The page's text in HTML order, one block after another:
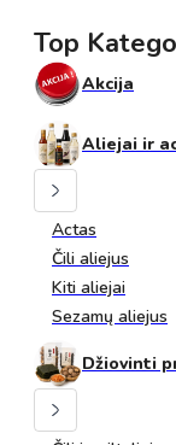
Top
Akcija
Aliejai ir
Actas
Čili aliejus
Kiti aliejai
Sezamų aliejus
Džiovinti